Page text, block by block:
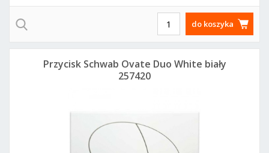
do koszyka
Przycisk Schwab Ovate Duo White biały
257420